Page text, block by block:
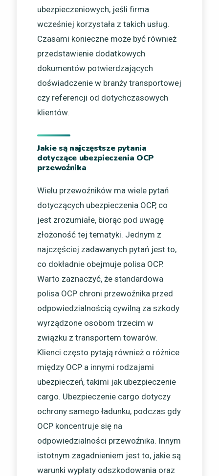
ubezpieczeniowych, jeśli firma
wcześniej korzystała z takich usług.
Czasami konieczne może być również
przedstawienie dodatkowych
dokumentów potwierdzających
doświadczenie w branży transportowej
czy referencji od dotychczasowych
klientów.
Jakie są najczęstsze pytania
dotyczące ubezpieczenia OCP
przewoźnika
Wielu przewoźników ma wiele pytań
dotyczących ubezpieczenia OCP, co
jest zrozumiałe, biorąc pod uwagę
złożoność tej tematyki. Jednym z
najczęściej zadawanych pytań jest to,
co dokładnie obejmuje polisa OCP.
Warto zaznaczyć, że standardowa
polisa OCP chroni przewoźnika przed
odpowiedzialnością cywilną za szkody
wyrządzone osobom trzecim w
związku z transportem towarów.
Klienci często pytają również o różnice
między OCP a innymi rodzajami
ubezpieczeń, takimi jak ubezpieczenie
cargo. Ubezpieczenie cargo dotyczy
ochrony samego ładunku, podczas gdy
OCP koncentruje się na
odpowiedzialności przewoźnika. Innym
istotnym zagadnieniem jest to, jakie są
warunki wypłaty odszkodowania oraz